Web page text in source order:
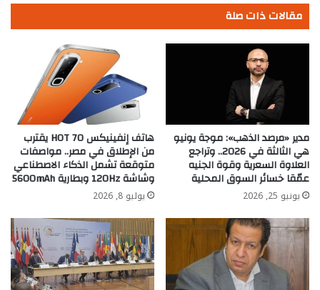
مقالات ذات صلة
مدير «مرصد الذهب»: موجة يونيو
هي الثالثة في 2026.. وتراجع
العلاوة السعرية وقوة الجنيه
عمّقا خسائر السوق المحلية
يونيو 25, 2026
هاتف إنفينيكس HOT 70 يقترب
من الإطلاق في مصر.. مواصفات
متوقعة تشمل الذكاء الاصطناعي
وشاشة 120Hz وبطارية 5600mAh
يوليو 8, 2026